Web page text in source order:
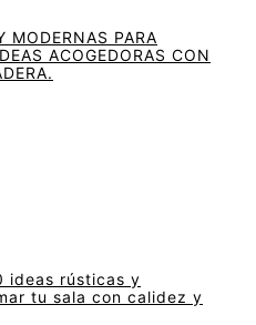
MODERNAS PARA
ACOGEDORAS CON
ideas rústicas y
tu sala con calidez y